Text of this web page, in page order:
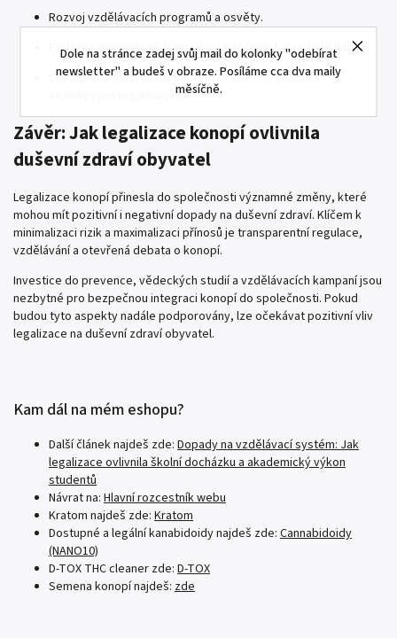
Dole na stránce zadej svůj mail do kolonky "odebírat
newsletter" a budeš v obraze. Posíláme cca dva maily
měsíčně.
Rozvoj vzdělávacích programů a osvěty.
Podpora preventivních iniciativ zaměřených na mladé lidi.
Spolupráce mezi akademickým sektorem, vládou a
neziskovými organizacemi.
Závěr: Jak legalizace konopí ovlivnila
duševní zdraví obyvatel
Legalizace konopí přinesla do společnosti významné změny, které
mohou mít pozitivní i negativní dopady na duševní zdraví. Klíčem k
minimalizaci rizik a maximalizaci přínosů je transparentní regulace,
vzdělávání a otevřená debata o konopí.
Investice do prevence, vědeckých studií a vzdělávacích kampaní jsou
nezbytné pro bezpečnou integraci konopí do společnosti. Pokud
budou tyto aspekty nadále podporovány, lze očekávat pozitivní vliv
legalizace na duševní zdraví obyvatel.
Kam dál na mém eshopu?
Další článek najdeš zde: Dopady na vzdělávací systém: Jak
legalizace ovlivnila školní docházku a akademický výkon
studentů
Návrat na: Hlavní rozcestník webu
Kratom najdeš zde: Kratom
Dostupné a legální kanabidoidy najdeš zde: Cannabidoidy
(NANO10)
D-TOX THC cleaner zde: D-TOX
Semena konopí najdeš: zde